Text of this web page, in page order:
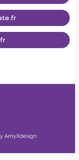
AmyXdesign